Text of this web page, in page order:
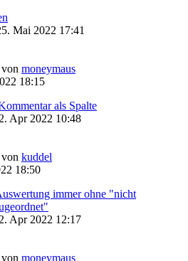
Mai 2022 17:41
von moneymaus
18:15
als Spalte
Apr 2022 10:48
von kuddel
18:50
immer ohne "nicht
Apr 2022 12:17
von moneymaus